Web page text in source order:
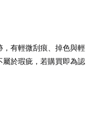
，有輕微刮痕、掉色與輕
於瑕疵，若購買即為認